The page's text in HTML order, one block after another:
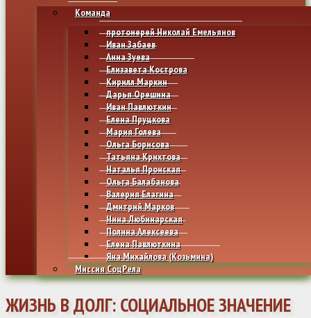
Команда
протоиерей Николай Емельянов
Иван Забаев
Анна Зуева
Елизавета Кострова
Кирилл Маркин
Дарья Орешина
Иван Павлюткин
Елена Пруцкова
Мария Голева
Ольга Борисова
Татьяна Крихтова
Наталья Пронская
Ольга Балабанова
Валерия Елагина
Дмитрий Марков
Нина Любинарская
Полина Алексеева
Елена Павлюткина
Яна Михайлова (Козьмина)
Миссия СоцРела
ЖИЗНЬ В ДОЛГ: СОЦИАЛЬНОЕ ЗНАЧЕНИЕ